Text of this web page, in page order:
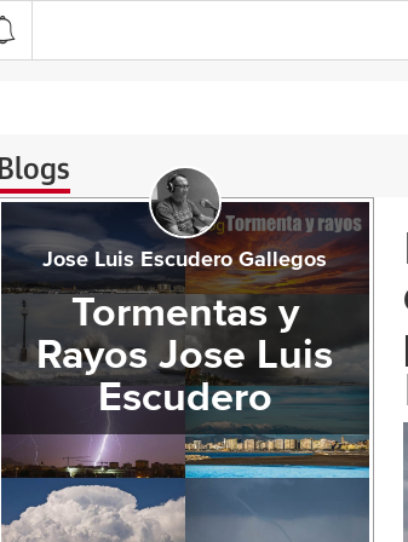
Blogs
Jose Luis Escudero Gallegos
Tormentas y
Rayos Jose Luis
Escudero